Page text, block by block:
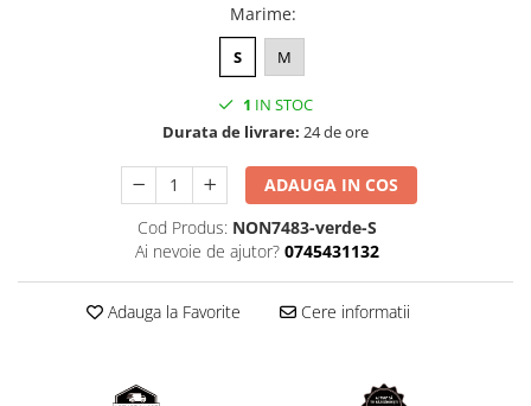
Marime:
S M
1 IN STOC
Durata de livrare: 24 de ore
ADAUGA IN COS
Cod Produs: NON7483-verde-S
Ai nevoie de ajutor? 0745431132
Adauga la Favorite Cere informatii